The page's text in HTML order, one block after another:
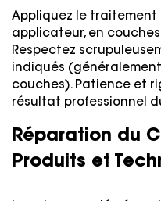
Appliquez le traitement
applicateur, en
Respectez
indiqués
couches). Patience et
résultat professionnel
Réparation du
Produits et